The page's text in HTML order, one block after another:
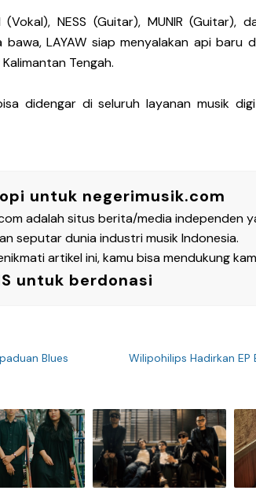
NESS (Guitar), MUNIR (Guitar),
LAYAW siap menyalakan api baru
Tengah.
didengar di seluruh layanan musik
untuk negerimusik.com
adalah situs berita/media independen
seputar dunia industri musik Indonesia.
artikel ini, kamu bisa mendukung
untuk berdonasi
Blues
Wilipohilips Hadirkan EP